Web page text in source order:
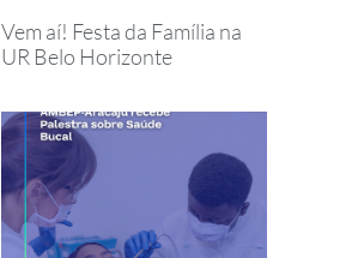
Vem aí! Festa da Família na
UR Belo Horizonte